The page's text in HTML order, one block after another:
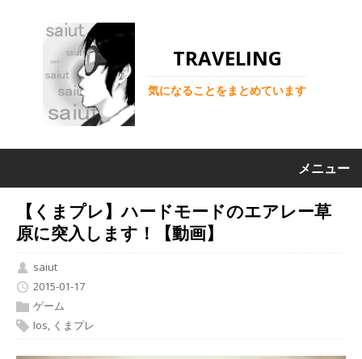
TRAVELING
気になることをまとめています
メニュー
【くまプレ】ハードモードのエアレー草
原に突入します！【動画】
saiut
2015-01-17
ゲーム
Ios, くまプレ